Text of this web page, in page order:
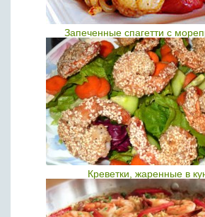
Запеченные спагетти с
Креветки, жаренные в